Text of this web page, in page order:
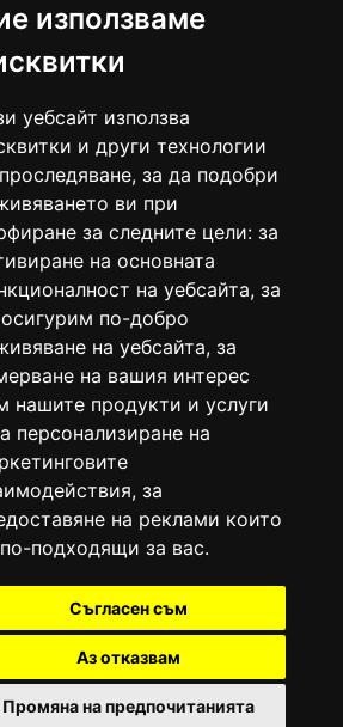
използваме
уебсайт използва
и други технологии
за да подобри
ви при
за следните цели: за
на основната
на уебсайта, за
по-добро
на уебсайта, за
на вашия интерес
нашите продукти и услуги
персонализиране на
, за
на реклами които
подходящи за вас.
Съгласен съм
Аз отказвам
Промяна на предпочитанията
43
абонаменти
е регистрирано в националния
издания (Българска национална
ISSN 1312-4722.
на марката: Вяра информационен
България, със свидетелство за марка
година.